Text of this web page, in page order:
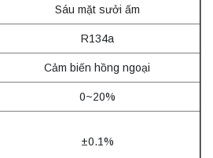
Sáu mặt sưởi ấm
R134a
Cảm biến hồng ngoại
0~20%
±0.1%